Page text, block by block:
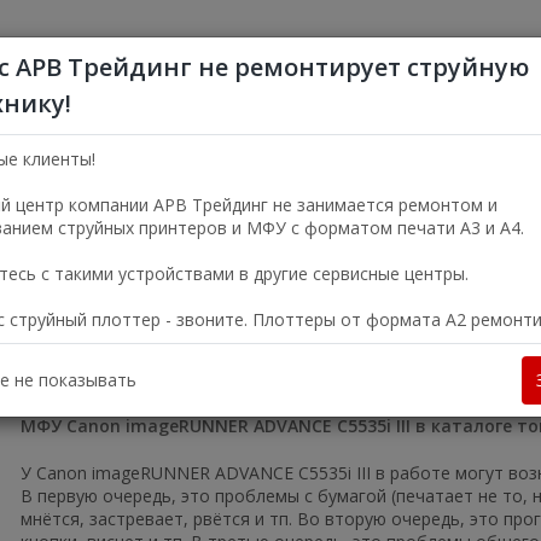
Пн—Пт 9:00—18:00
офисные МФУ МФУ Canon imageRUNNER ADVANCE C5535i
C5535i III
МФУ Canon imageRUNNER ADVANCE C5535i III в каталоге
У Canon imageRUNNER ADVANCE C5535i III в работе могут
В первую очередь, это проблемы с бумагой (печатает не
мнётся, застревает, рвётся и тп. Во вторую очередь, это
АРВ Трейдинг не ремонтирует струйную
клиенты!
центр компании АРВ Трейдинг не занимается ремонтом и
струйных принтеров и МФУ с форматом печати А3 и А4.
с такими устройствами в другие сервисные центры.
струйный плоттер - звоните. Плоттеры от формата А2
не показывать